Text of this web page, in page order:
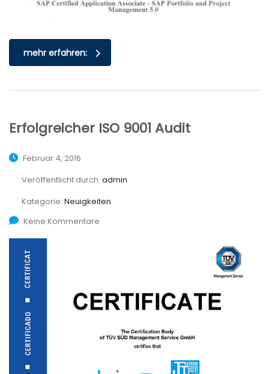
mehr erfahren:
Erfolgreicher ISO 9001 Audit
Februar 4, 2016
Veröffentlicht durch: admin
Kategorie: Neuigkeiten
Keine Kommentare